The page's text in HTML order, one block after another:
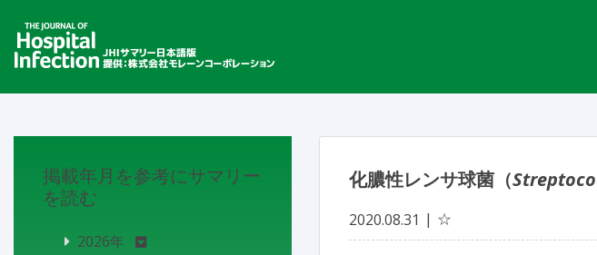
化膿性レンサ球菌（
2020.08.31 ☆
掲載年月を参考にサマリー
を読む
2026年